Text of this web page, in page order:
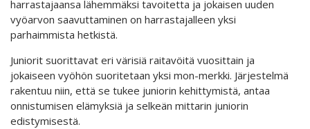
harrastajaansa lähemmäksi tavoitetta ja jokaisen uuden
vyöarvon saavuttaminen on harrastajalleen yksi
parhaimmista hetkistä.
Juniorit suorittavat eri värisiä raitavöitä vuosittain ja
jokaiseen vyöhön suoritetaan yksi mon-merkki. Järjestelmä
rakentuu niin, että se tukee juniorin kehittymistä, antaa
onnistumisen elämyksiä ja selkeän mittarin juniorin
edistymisestä.